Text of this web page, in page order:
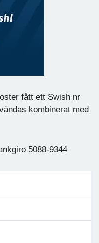
fått ett Swish nr
kombinerat med
5088-9344